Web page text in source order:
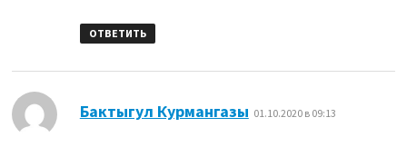
ОТВЕТИТЬ
Бактыгул Курмангазы 01.10.2020 в 09:13